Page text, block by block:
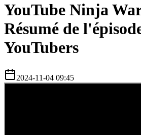
YouTube Ninja
Résumé de
YouTubers
2024-11-04 09:45